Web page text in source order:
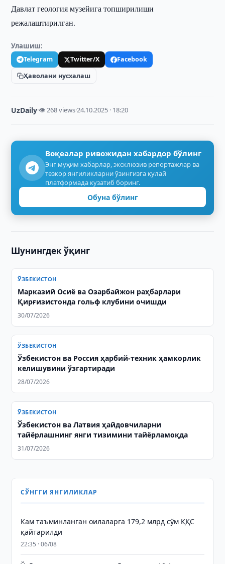
Давлат геология музейига топширилиши
режалаштирилган.
Улашиш:
Telegram Twitter/X
Facebook
Ҳаволани нусхалаш
UzDaily·👁 268 views·24.10.2025 · 18:20
Воқеалар ривожидан хабардор бўлинг
Энг муҳим хабарлар, эксклюзив репортажлар ва
тезкор янгиликларни ўзингизга қулай
платформада кузатиб боринг.
Обуна бўлинг
Шунингдек ўқинг
ЎЗБЕКИСТОН
Марказий Осиё ва Озарбайжон раҳбарлари
Қирғизистонда гольф клубини очишди
30/07/2026
ЎЗБЕКИСТОН
Ўзбекистон ва Россия ҳарбий-техник ҳамкорлик
келишувини ўзгартиради
28/07/2026
ЎЗБЕКИСТОН
Ўзбекистон ва Латвия ҳайдовчиларни
тайёрлашнинг янги тизимини тайёрламоқда
31/07/2026
СЎНГГИ ЯНГИЛИКЛАР
Кам таъминланган оилаларга 179,2 млрд сўм ҚҚС
қайтарилди
22:35 · 06/08